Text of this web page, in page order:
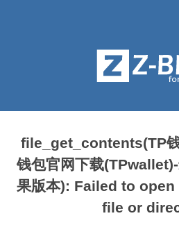
file_get_contents(TP
钱包官网下载
果版本): Failed to
file or